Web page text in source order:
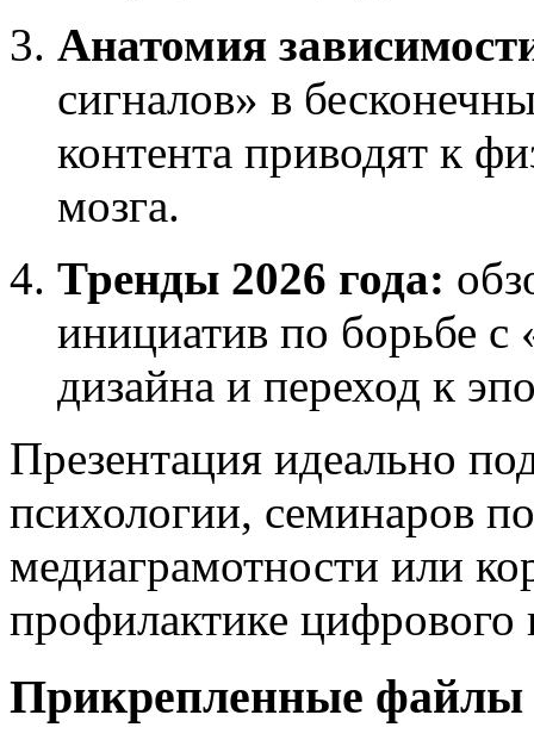
Анатомия
сигналов» в
контента приводят к
мозга.
Тренды 2026 года:
инициатив по борьбе
дизайна и переход к
Презентация идеально
психологии, семинаров
медиаграмотности или
профилактике цифрового
Прикрепленные файлы